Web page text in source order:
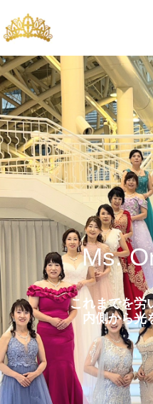
Ms.
これまでを労
内側から光